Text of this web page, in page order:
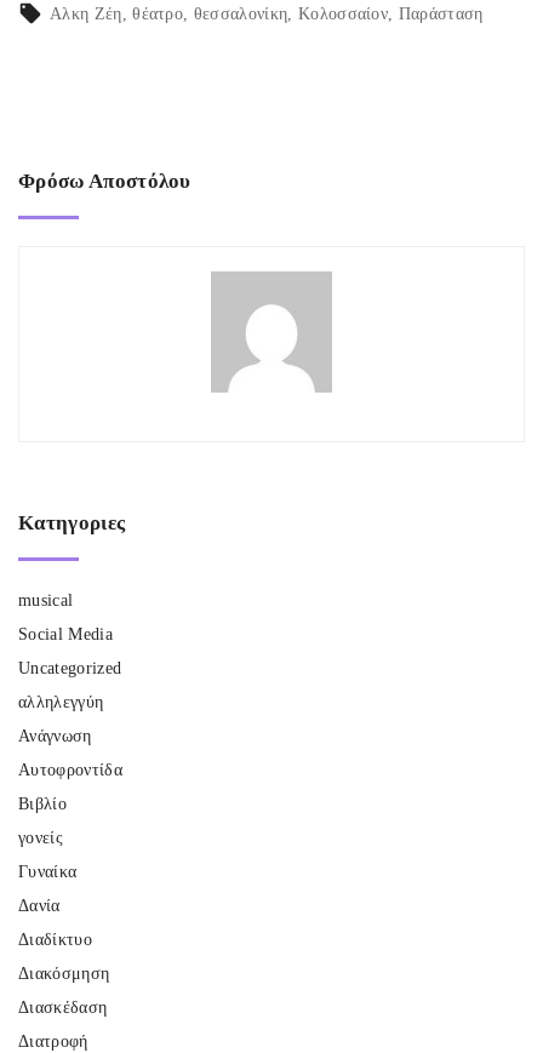
Αλκη Ζέη θέατρο θεσσαλονίκη Κολοσσαίον Παράσταση
Φρόσω Αποστόλου
Κατηγοριες
musical
Social Media
Uncategorized
αλληλεγγύη
Ανάγνωση
Αυτοφροντίδα
Βιβλίο
γονείς
Γυναίκα
Δανία
Διαδίκτυο
Διακόσμηση
Διασκέδαση
Διατροφή